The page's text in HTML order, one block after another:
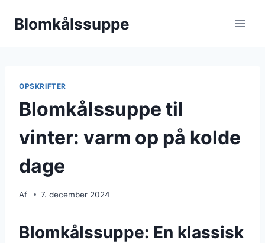
Blomkålssuppe
OPSKRIFTER
Blomkålssuppe til
vinter: varm op på kolde
dage
Af 7. december 2024
Blomkålssuppe: En klassisk